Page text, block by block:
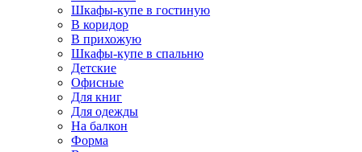
Шкафы-купе в гостиную
В коридор
В прихожую
Шкафы-купе в спальню
Детские
Офисные
Для книг
Для одежды
На балкон
Форма